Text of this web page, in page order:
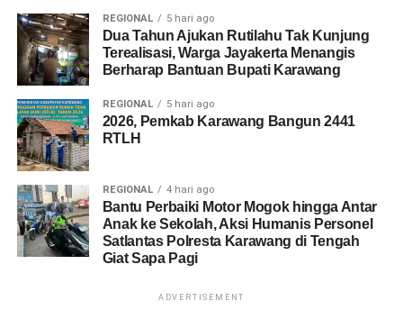
REGIONAL 5 hari ago
Dua Tahun Ajukan Rutilahu Tak Kunjung
Terealisasi, Warga Jayakerta Menangis
Berharap Bantuan Bupati Karawang
REGIONAL 5 hari ago
2026, Pemkab Karawang Bangun 2441
RTLH
REGIONAL 4 hari ago
Bantu Perbaiki Motor Mogok hingga Antar
Anak ke Sekolah, Aksi Humanis Personel
Satlantas Polresta Karawang di Tengah
Giat Sapa Pagi
ADVERTISEMENT